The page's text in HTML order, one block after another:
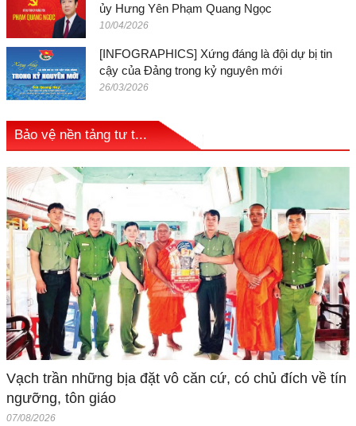
ủy Hưng Yên Phạm Quang Ngọc
10/04/2026
[INFOGRAPHICS] Xứng đáng là đội dự bị tin
cậy của Đảng trong kỷ nguyên mới
26/03/2026
Bảo vệ nền tảng tư t...
Vạch trần những bịa đặt vô căn cứ, có chủ đích về tín
ngưỡng, tôn giáo
07/08/2026